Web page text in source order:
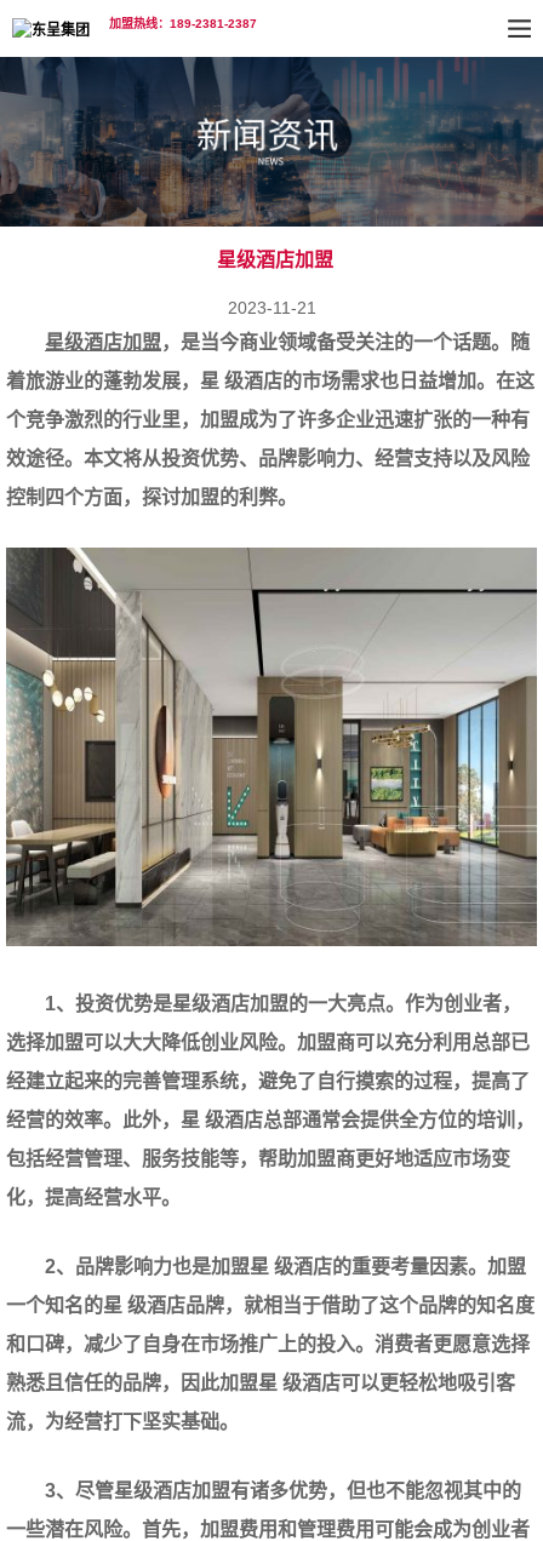
加盟热线：189-2381-2387
星级酒店加盟
2023-11-21
星级酒店加盟，是当今商业领域备受关注的一个话题。随
着旅游业的蓬勃发展，星 级酒店的市场需求也日益增加。在这
个竞争激烈的行业里，加盟成为了许多企业迅速扩张的一种有
效途径。本文将从投资优势、品牌影响力、经营支持以及风险
控制四个方面，探讨加盟的利弊。
1、投资优势是星级酒店加盟的一大亮点。作为创业者，
选择加盟可以大大降低创业风险。加盟商可以充分利用总部已
经建立起来的完善管理系统，避免了自行摸索的过程，提高了
经营的效率。此外，星 级酒店总部通常会提供全方位的培训，
包括经营管理、服务技能等，帮助加盟商更好地适应市场变
化，提高经营水平。
2、品牌影响力也是加盟星 级酒店的重要考量因素。加盟
一个知名的星 级酒店品牌，就相当于借助了这个品牌的知名度
和口碑，减少了自身在市场推广上的投入。消费者更愿意选择
熟悉且信任的品牌，因此加盟星 级酒店可以更轻松地吸引客
流，为经营打下坚实基础。
3、尽管星级酒店加盟有诸多优势，但也不能忽视其中的
一些潜在风险。首先，加盟费用和管理费用可能会成为创业者